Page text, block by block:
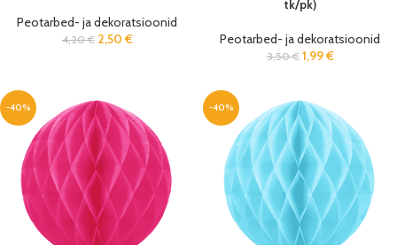
Peotarbed- ja dekoratsioonid
4,20€ 2,50 €
tk/pk)
Peotarbed- ja dekoratsioonid
3,50€ 1,99€
-40% -40%